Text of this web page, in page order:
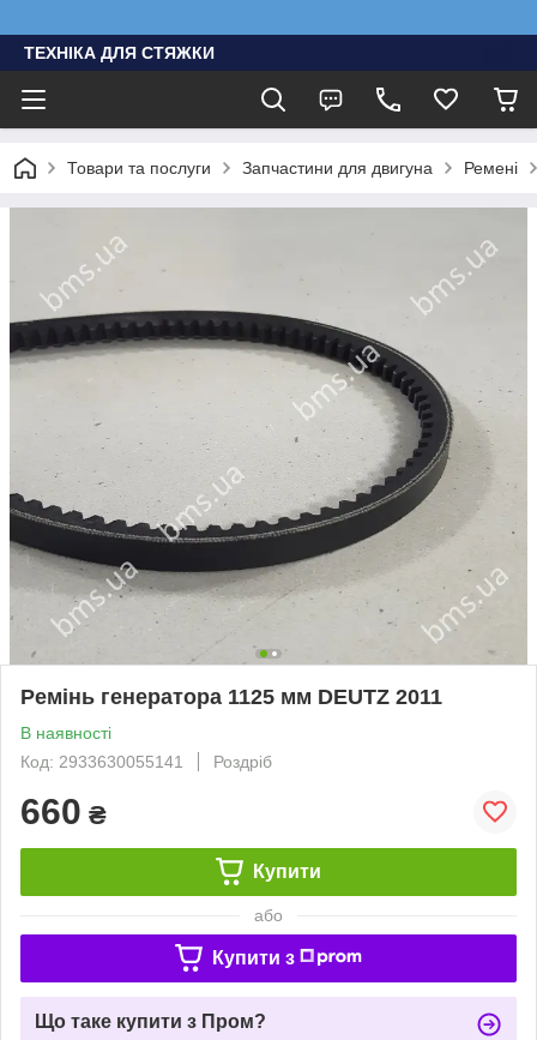
ТЕХНІКА ДЛЯ СТЯЖКИ
Товари та послуги Запчастини для двигуна Ремені
Ремінь генератора 1125 мм DEUTZ 2011
В наявності
Код: 2933630055141
Роздріб
660 ₴
Купити
або
Купити з
Що таке купити з Пром?